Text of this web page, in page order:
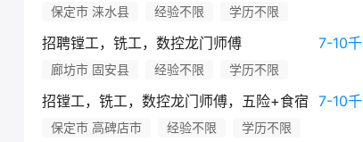
保定市 涞水县 经验不限 学历不限
招聘镗工，铣工，数控龙门师傅 7-10千
廊坊市 固安县 经验不限 学历不限
招镗工，铣工，数控龙门师傅，五险+食宿 7-10千
保定市 高碑店市 经验不限 学历不限